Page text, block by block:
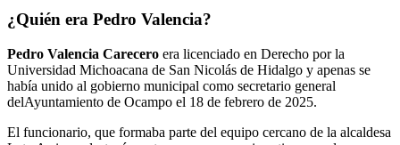
¿Quién era Pedro Valencia?
Pedro Valencia Carecero era licenciado en Derecho por la
Universidad Michoacana de San Nicolás de Hidalgo y apenas se
había unido al gobierno municipal como secretario general
delAyuntamiento de Ocampo el 18 de febrero de 2025.
El funcionario, que formaba parte del equipo cercano de la alcaldesa